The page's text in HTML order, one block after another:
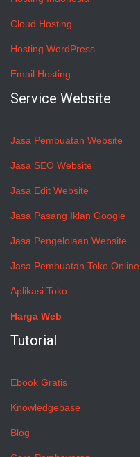
Cloud Hosting
Hosting WordPress
Email Hosting
Service Website
Jasa Pembuatan Website
Jasa SEO Website
Jasa Edit Website
Jasa Pasang Iklan Google
Jasa Pengelolaan Website
Jasa Pembuatan Toko Online
Aplikasi Toko
Harga Web
Tutorial
Ebook Gratis
Knowledgebase
Blog